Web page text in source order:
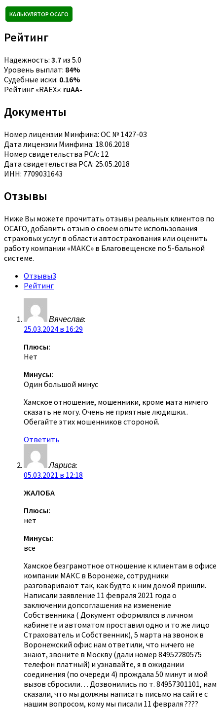
КАЛЬКУЛЯТОР ОСАГО
Рейтинг
Надежность: 3.7 из 5.0
Уровень выплат: 84%
Судебные иски: 0.16%
Рейтинг «RAEX»: ruAA-
Документы
Номер лицензии Минфина: ОС № 1427-03
Дата лицензии Минфина: 18.06.2018
Номер свидетельства РСА: 12
Дата свидетельства РСА: 25.05.2018
ИНН: 7709031643
Отзывы
Ниже Вы можете прочитать отзывы реальных клиентов по
ОСАГО, добавить отзыв о своем опыте использования
страховых услуг в области автострахования или оценить
работу компании «МАКС» в Благовещенске по 5-бальной
системе.
Отзывы3
Рейтинг
Вячеслав:
25.03.2024 в 16:29
Плюсы:
Нет
Минусы:
Один большой минус
Хамское отношение, мошенники, кроме мата ничего
сказать не могу. Очень не приятные людишки..
Обегайте этих мошенников стороной.
Ответить
Лариса:
05.03.2021 в 12:18
ЖАЛОБА
Плюсы:
нет
Минусы:
все
Хамское безграмотное отношение к клиентам в офисе
компании МАКС в Воронеже, сотрудники
разговаривают так, как будто к ним домой пришли.
Написали заявление 11 февраля 2021 года о
заключении допсоглашения на изменение
Собственника ( Документ оформлялся в личном
кабинете и автоматом проставил одно и то же лицо
Страхователь и Собственник), 5 марта на звонок в
Воронежский офис нам ответили, что ничего не
знают, звоните в Москву (дали номер 84952280575
телефон платный) и узнавайте, я в ожидании
соединения (по очереди 4) прождала 50 минут и мой
вызов сбросили… Дозвонились по т. 84957301101, нам
сказали, что мы должны написать письмо на сайте с
нашим вопросом, кому мы писали 11 февраля ????